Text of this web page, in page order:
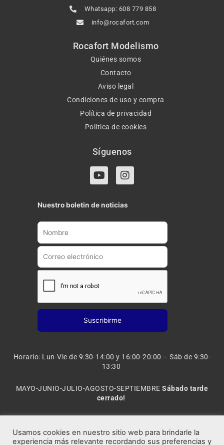
Whatsapp: 608 779 858
info@rocafort.com
Rocafort Modelismo
Quiénes somos
Contacto
Aviso legal
Condiciones de uso y compra
Política de privacidad
Política de cookies
Síguenos
Y
o
t
u
b
I
n
t
a
g
a
Nuestro boletin de noticias
Horario: Lun-Vie de 9:30-14:00 y 16:00-20:00 – Sáb de 9:30-
13:30
MAYO-JUNIO-JULIO-AGOSTO-SEPTIEMBRESábado tarde
cerrado!
Usamos cookies en nuestro sitio web para brindarle la
experiencia más relevante recordando sus preferencias y